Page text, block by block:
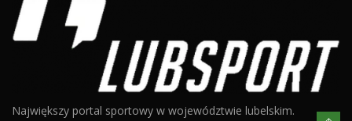
Największy portal sportowy w województwie lubelskim.